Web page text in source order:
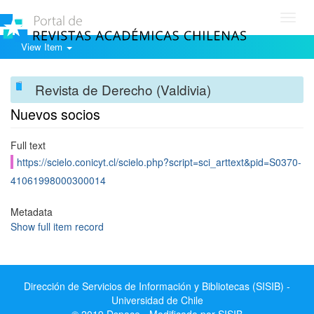
View Item
Revista de Derecho (Valdivia)
Nuevos socios
Full text
https://scielo.conicyt.cl/scielo.php?script=sci_arttext&pid=S0370-
41061998000300014
Metadata
Show full item record
Dirección de Servicios de Información y Bibliotecas (SISIB) -
Universidad de Chile